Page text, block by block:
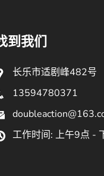
到我们
长乐市适剧峰482号
13594780371
工作时间: 上午9点 -